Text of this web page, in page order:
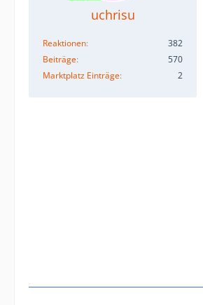
uchrisu
Reaktionen
382
Beiträge
570
Marktplatz Einträge
2